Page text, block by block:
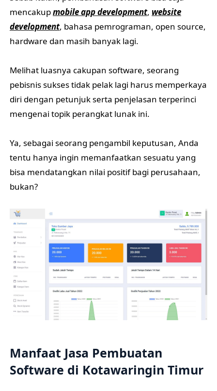
mencakupmobile app development, website
development, bahasa pemrograman, open source,
hardware dan masih banyak lagi.
Melihat luasnya cakupan software, seorang
pebisnis sukses tidak pelak lagi harus memperkaya
diri dengan petunjuk serta penjelasan terperinci
mengenai topik perangkat lunak ini.
Ya, sebagai seorang pengambil keputusan, Anda
tentu hanya ingin memanfaatkan sesuatu yang
bisa mendatangkan nilai positif bagi perusahaan,
bukan?
Manfaat Jasa Pembuatan
Software di Kotawaringin Timur